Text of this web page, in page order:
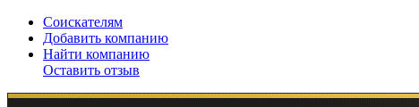
Соискателям
Добавить компанию
Найти компанию
Оставить отзыв